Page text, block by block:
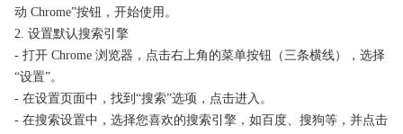
动 Chrome”按钮，开始使用。
2. 设置默认搜索引擎
- 打开 Chrome 浏览器，点击右上角的菜单按钮（三条横线），选择
“设置”。
- 在设置页面中，找到“搜索”选项，点击进入。
- 在搜索设置中，选择您喜欢的搜索引擎，如百度、搜狗等，并点击